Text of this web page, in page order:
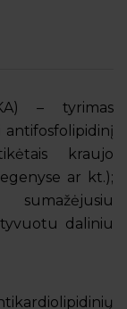
– tyrimas
antifosfolipidinį
kraujo
ar kt.);
sumažėjusiu
daliniu